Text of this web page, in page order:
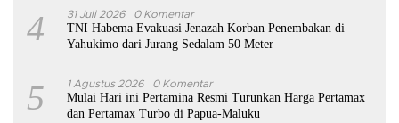
4 31 Juli 2026 0 Komentar
TNI Habema Evakuasi Jenazah Korban Penembakan di
Yahukimo dari Jurang Sedalam 50 Meter
5 1 Agustus 2026 0 Komentar
Mulai Hari ini Pertamina Resmi Turunkan Harga Pertamax
dan Pertamax Turbo di Papua-Maluku